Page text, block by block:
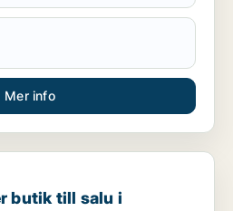
Mer info
till salu i Angered, Lundby eller
butik till salu i